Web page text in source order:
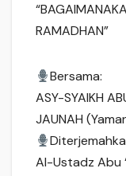
RAMADHAN”
Bersama:
ASY-SYAIKH
JAUNAH
Al-Ustadz Abu